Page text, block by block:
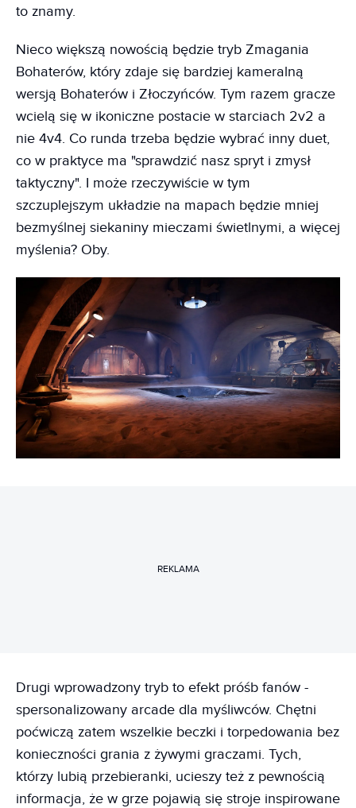
to znamy.
Nieco większą nowością będzie tryb Zmagania
Bohaterów, który zdaje się bardziej kameralną
wersją Bohaterów i Złoczyńców. Tym razem gracze
wcielą się w ikoniczne postacie w starciach 2v2 a
nie 4v4. Co runda trzeba będzie wybrać inny duet,
co w praktyce ma "sprawdzić nasz spryt i zmysł
taktyczny". I może rzeczywiście w tym
szczuplejszym układzie na mapach będzie mniej
bezmyślnej siekaniny mieczami świetlnymi, a więcej
myślenia? Oby.
REKLAMA
Drugi wprowadzony tryb to efekt próśb fanów -
spersonalizowany arcade dla myśliwców. Chętni
poćwiczą zatem wszelkie beczki i torpedowania bez
konieczności grania z żywymi graczami. Tych,
którzy lubią przebieranki, ucieszy też z pewnością
informacja, że w grze pojawią się stroje inspirowane